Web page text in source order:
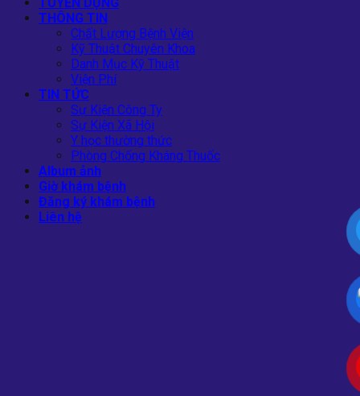
TUYỂN DỤNG
THÔNG TIN
Chất Lượng Bệnh Viện
Kỹ Thuật Chuyên Khoa
Danh Mục Kỹ Thuật
Viện Phí
TIN TỨC
Sự Kiện Công Ty
Sự Kiện Xã Hội
Y học thường thức
Phòng Chống Kháng Thuốc
Album ảnh
Giờ khám bệnh
Đăng ký khám bệnh
Liên hệ